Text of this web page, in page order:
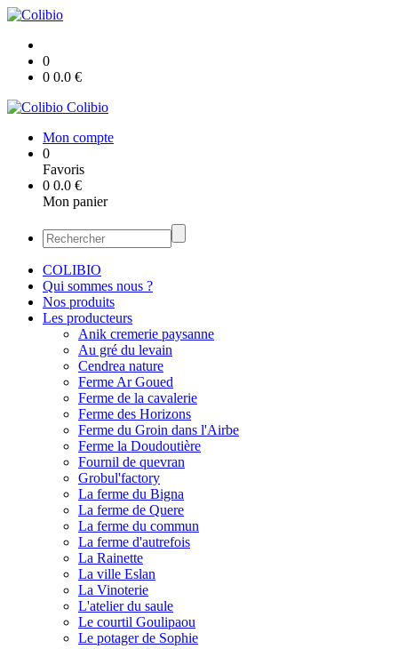
0
0 0.0 €
Colibio
Mon compte
0
Favoris
0 0.0 €
Mon panier
COLIBIO
Qui sommes nous ?
Nos produits
Les producteurs
Anik cremerie paysanne
Au gré du levain
Cendrea nature
Ferme Ar Goued
Ferme de la cavalerie
Ferme des Horizons
Ferme du Groin dans l'Airbe
Ferme la Doudoutière
Fournil de quevran
Grobul'factory
La ferme du Bigna
La ferme de Quere
La ferme du commun
La ferme d'autrefois
La Rainette
La ville Eslan
La Vinoterie
L'atelier du saule
Le courtil Goulipaou
Le potager de Sophie